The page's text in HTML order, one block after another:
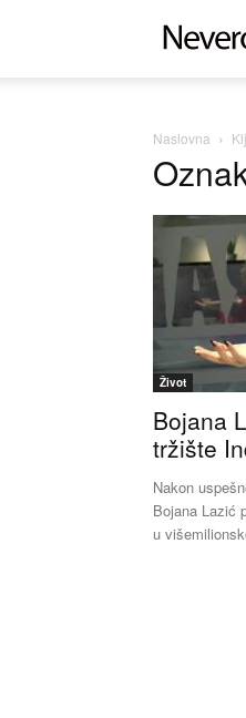
Naslovna
Život
Bojana
tržište
Nakon
Bojana Lazić
u